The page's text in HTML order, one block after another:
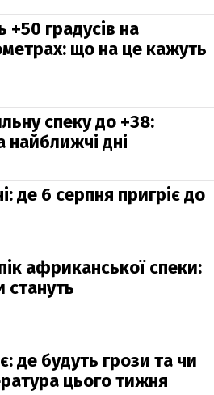
+50 градусів на
що на це кажуть
спеку до +38:
найближчі дні
де 6 серпня пригріє до
африканської спеки:
стануть
де будуть грози та чи
цього тижня